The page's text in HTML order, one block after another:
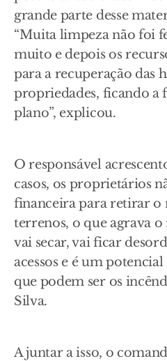
grande parte desse
“Muita limpeza não foi
muito e depois os
para a recuperação das
propriedades, ficando a
plano”, explicou.
O responsável
casos, os proprietários
financeira para retirar o
terrenos, o que agrava o
vai secar, vai ficar
acessos e é um
que podem ser os
Silva.
A juntar a isso, o